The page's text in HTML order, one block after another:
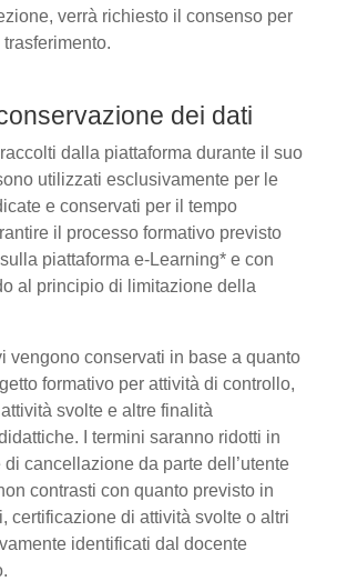
verrà richiesto il consenso per
dei dati
raccolti dalla piattaforma durante il suo
utilizzati esclusivamente per le
e conservati per il tempo
il processo formativo previsto
piattaforma e-Learning* e con
al principio di limitazione della
vengono conservati in base a quanto
formativo per attività di controllo,
svolte e altre finalità
I termini saranno ridotti in
cancellazione da parte dell’utente
contrasti con quanto previsto in
certificazione di attività svolte o altri
identificati dal docente